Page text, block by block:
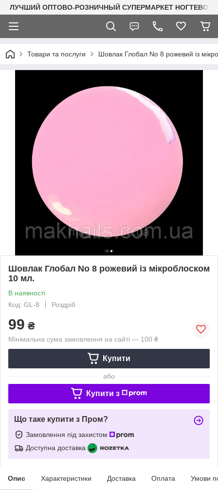
ЛУЧШИЙ ОПТОВО-РОЗНИЧНЫЙ СУПЕРМАРКЕТ
Товари та послуги Шовлак Глобал No 8 рожевий із
Шовлак Глобал No 8 рожевий із мікроблоском
10 мл.
В наявності
Код: GL-8
Роздріб
99 ₴
Мінімальна сума замовлення на сайті — 100 ₴
Купити
або
Купити з
Що таке купити з Пром?
Замовлення під захистом
Доступна доставка
Опис Характеристики Доставка Оплата Умови